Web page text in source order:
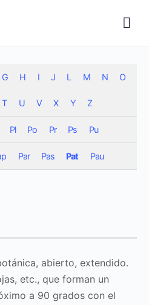
G H I J L M N O
T U V X Y Z
Pl Po Pr Ps Pu
Par Pas Pat Pau
abierto, extendido.
etc., que forman un
a 90 grados con el